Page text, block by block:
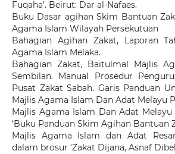
Fuqaha’. Beirut: Dar al-Nafaes.
Buku Dasar agihan Skim Bantuan
Agama Islam Wilayah Persekutuan
Bahagian Agihan Zakat, Laporan
Agama Islam Melaka.
Bahagian Zakat, Baitulmal Majlis
Sembilan. Manual Prosedur
Pusat Zakat Sabah. Garis Panduan
Majlis Agama Islam Dan Adat Melayu
Majlis Agama Islam Dan Adat Melayu
‘Buku Panduan Skim Agihan Bantuan
Majlis Agama Islam dan Adat
dalam brosur ‘Zakat Dijana, Asnaf